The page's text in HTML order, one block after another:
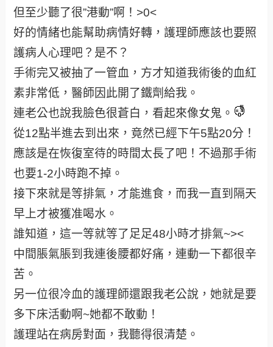
但至少聽了很”港動”啊！>0<
好的情緒也能幫助病情好轉，護理師應該也要照
護病人心理吧？是不？
手術完又被抽了一管血，方才知道我術後的血紅
素非常低，醫師因此開了鐵劑給我。
連老公也說我臉色很蒼白，看起來像女鬼。
從12點半進去到出來，竟然已經下午5點20分！
應該是在恢復室待的時間太長了吧！不過那手術
也要1-2小時跑不掉。
接下來就是等排氣，才能進食，而我一直到隔天
早上才被獲准喝水。
誰知道，這一等就等了足足48小時才排氣~><
中間脹氣脹到我連後腰都好痛，連動一下都很辛
苦。
另一位很冷血的護理師還跟我老公說，她就是要
多下床活動啊~她都不敢動！
護理站在病房對面，我聽得很清楚。